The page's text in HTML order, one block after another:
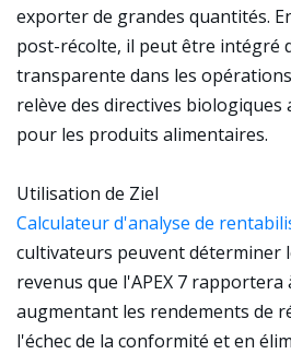
exporter de grandes quantités.
post-récolte, il peut être intégré
transparente dans les
relève des directives biologiques
pour les produits alimentaires.
Utilisation de Ziel
Calculateur d'analyse de
cultivateurs peuvent déterminer
revenus que l'APEX 7
augmentant les rendements de
l'échec de la conformité et en